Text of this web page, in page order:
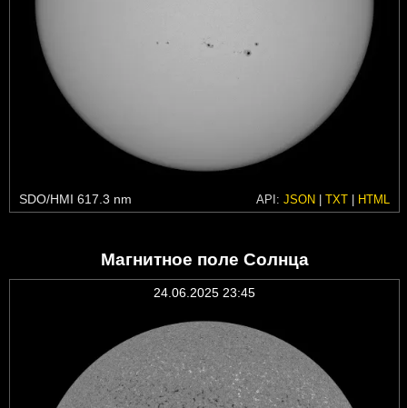
SDO/HMI 617.3 nm API: JSON | TXT | HTML
Магнитное поле Солнца
24.06.2025 23:45